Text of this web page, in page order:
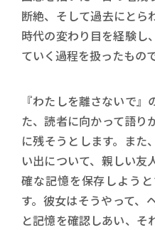
断絶、そして過去にとら
時代の変わり目を経験し
ていく過程を扱ったもの
『わたしを離さないで
た、読者に向かって語り
に残そうとします。また
い出について、親しい友
確な記憶を保存しよう
す。彼女はそうやって、
と記憶を確認しあい、そ